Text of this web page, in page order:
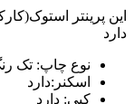
این پرینتر
دارد
نوع چاپ: تک
اسکنر:دارد
کپی: دارد